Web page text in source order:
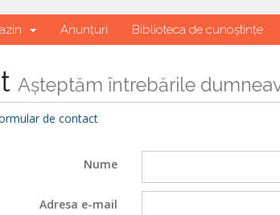
Anunțuri Biblioteca de cunoștințe
Așteptăm întrebările
de contact
Nume
Adresa e-mail